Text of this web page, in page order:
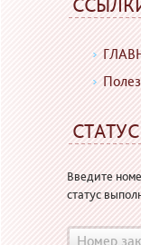
Введите
статус